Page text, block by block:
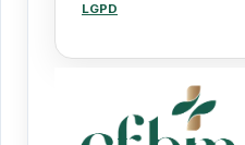
LGPD